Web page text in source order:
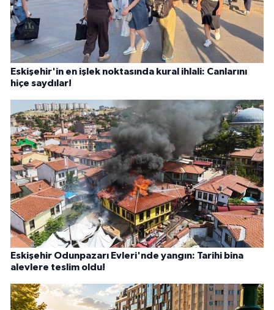
Eskişehir'in en işlek noktasında kural ihlali: Canlarını
hiçe saydılar!
Eskişehir Odunpazarı Evleri'nde yangın: Tarihi bina
alevlere teslim oldu!